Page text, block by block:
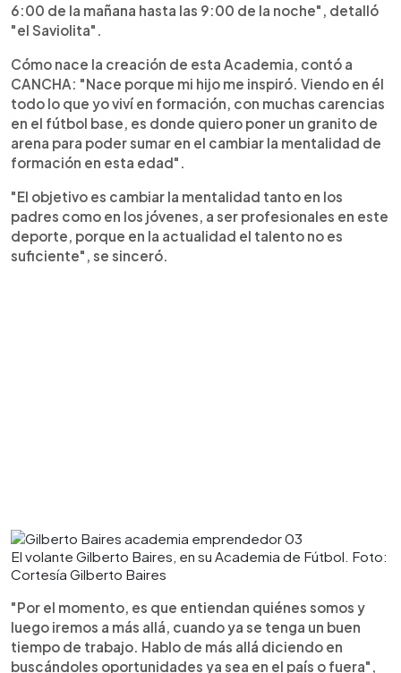
6:00 de la mañana hasta las 9:00 de la noche", detalló
"el Saviolita".
Cómo nace la creación de esta Academia, contó a
CANCHA: "Nace porque mi hijo me inspiró. Viendo en él
todo lo que yo viví en formación, con muchas carencias
en el fútbol base, es donde quiero poner un granito de
arena para poder sumar en el cambiar la mentalidad de
formación en esta edad".
"El objetivo es cambiar la mentalidad tanto en los
padres como en los jóvenes, a ser profesionales en este
deporte, porque en la actualidad el talento no es
suficiente", se sinceró.
El volante Gilberto Baires, en su Academia de Fútbol. Foto:
Cortesía Gilberto Baires
"Por el momento, es que entiendan quiénes somos y
luego iremos a más allá, cuando ya se tenga un buen
tiempo de trabajo. Hablo de más allá diciendo en
buscándoles oportunidades ya sea en el país o fuera",